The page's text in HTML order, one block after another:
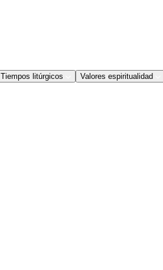
Tiempos litúrgicos Valores espiritualidad